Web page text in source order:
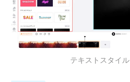
テキストスタイ